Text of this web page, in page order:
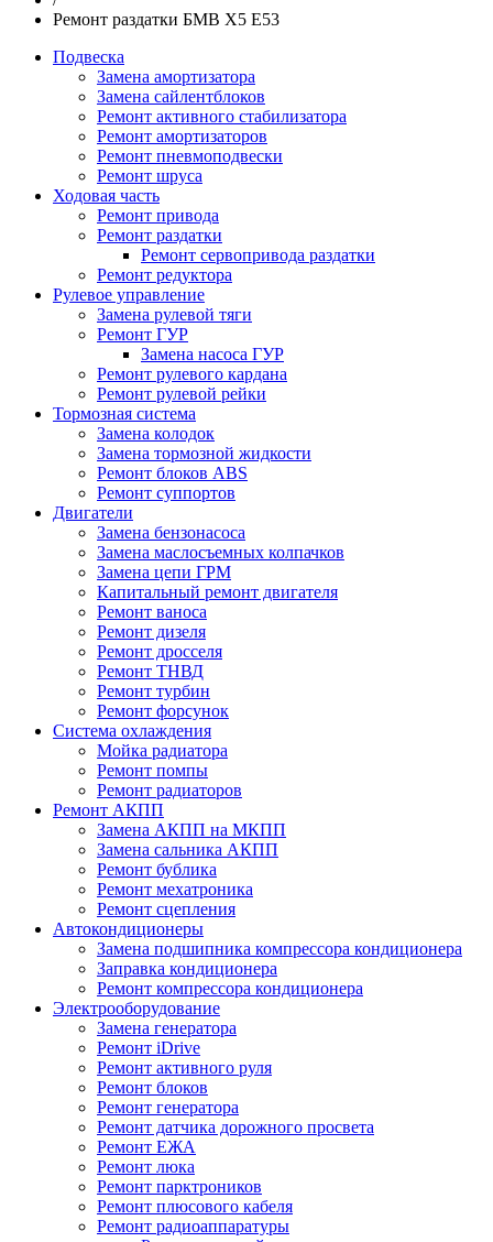
Ремонт раздатки БМВ Х5 Е53
Подвеска
Замена амортизатора
Замена сайлентблоков
Ремонт активного стабилизатора
Ремонт амортизаторов
Ремонт пневмоподвески
Ремонт шруса
Ходовая часть
Ремонт привода
Ремонт раздатки
Ремонт сервопривода раздатки
Ремонт редуктора
Рулевое управление
Замена рулевой тяги
Ремонт ГУР
Замена насоса ГУР
Ремонт рулевого кардана
Ремонт рулевой рейки
Тормозная система
Замена колодок
Замена тормозной жидкости
Ремонт блоков ABS
Ремонт суппортов
Двигатели
Замена бензонасоса
Замена маслосъемных колпачков
Замена цепи ГРМ
Капитальный ремонт двигателя
Ремонт ваноса
Ремонт дизеля
Ремонт дросселя
Ремонт ТНВД
Ремонт турбин
Ремонт форсунок
Система охлаждения
Мойка радиатора
Ремонт помпы
Ремонт радиаторов
Ремонт АКПП
Замена АКПП на МКПП
Замена сальника АКПП
Ремонт бублика
Ремонт мехатроника
Ремонт сцепления
Автокондиционеры
Замена подшипника компрессора кондиционера
Заправка кондиционера
Ремонт компрессора кондиционера
Электрооборудование
Замена генератора
Ремонт iDrive
Ремонт активного руля
Ремонт блоков
Ремонт генератора
Ремонт датчика дорожного просвета
Ремонт ЕЖА
Ремонт люка
Ремонт парктроников
Ремонт плюсового кабеля
Ремонт радиоаппаратуры